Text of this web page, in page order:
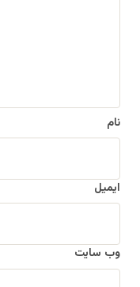
نام
ایمیل
وب‌ سایت